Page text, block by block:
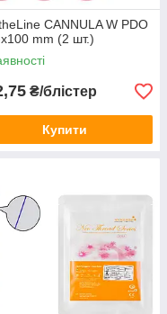
CANNULA W PDO
mm (2 шт.)
₴/блістер
Купити